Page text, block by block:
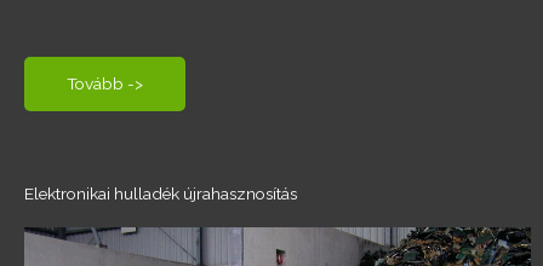
Tovább ->
Elektronikai hulladék újrahasznosítás